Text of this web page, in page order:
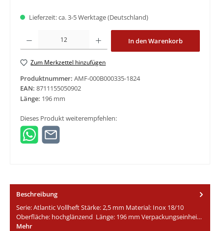
Lieferzeit: ca. 3-5 Werktage (Deutschland)
Produkt Anzahl: Gib den gewünschten Wert ein oder benutze die
In den Warenkorb
Zum Merkzettel hinzufügen
Produktnummer: AMF-000B000335-1824
EAN: 8711155050902
Länge: 196 mm
Dieses Produkt weiterempfehlen:
Beschreibung
Serie: Atlantic Vollheft Stärke: 2,5 mm Material: Inox 18/10
Oberfläche: hochglänzend Länge: 196 mm Verpackungseinhei…
Mehr